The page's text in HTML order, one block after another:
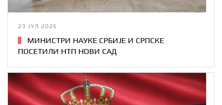
23 ЈУЛ 2026
МИНИСТРИ НАУКЕ СРБИЈЕ И СРПСКЕ
ПОСЕТИЛИ НТП НОВИ САД